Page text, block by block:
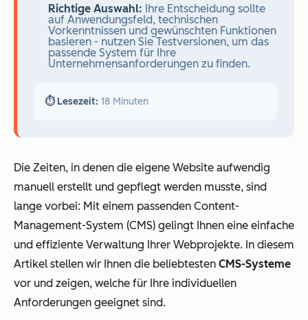
Richtige Auswahl: Ihre Entscheidung sollte
auf Anwendungsfeld, technischen
Vorkenntnissen und gewünschten Funktionen
basieren - nutzen Sie Testversionen, um das
passende System für Ihre
Unternehmensanforderungen zu finden.
⏱️ Lesezeit: 18 Minuten
Die Zeiten, in denen die eigene Website aufwendig
manuell erstellt und gepflegt werden musste, sind
lange vorbei: Mit einem passenden Content-
Management-System (CMS) gelingt Ihnen eine einfache
und effiziente Verwaltung Ihrer Webprojekte. In diesem
Artikel stellen wir Ihnen die beliebtesten CMS-Systeme
vor und zeigen, welche für Ihre individuellen
Anforderungen geeignet sind.